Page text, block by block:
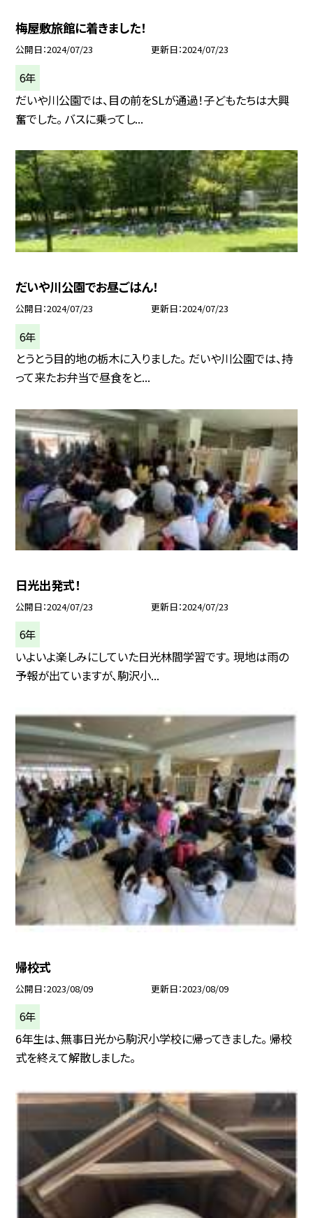
梅屋敷旅館に着きました！
公開日 2024/07/23 更新日 2024/07/23
6年
だいや川公園では、目の前をSLが通過！子どもたちは大興
奮でした。 バスに乗ってし...
だいや川公園でお昼ごはん！
公開日 2024/07/23 更新日 2024/07/23
6年
とうとう目的地の栃木に入りました。 だいや川公園では、持
って来たお弁当で昼食をと...
日光出発式！
公開日 2024/07/23 更新日 2024/07/23
6年
いよいよ楽しみにしていた日光林間学習です。 現地は雨の
予報が出ていますが、駒沢小...
帰校式
公開日 2023/08/09 更新日 2023/08/09
6年
6年生は、無事日光から駒沢小学校に帰ってきました。 帰校
式を終えて解散しました。